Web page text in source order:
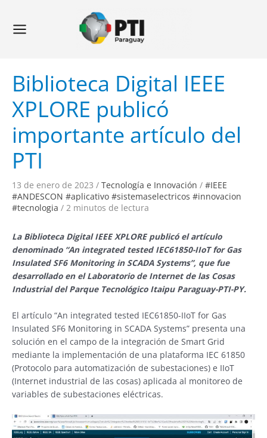
contenido
Menu
Biblioteca Digital IEEE
XPLORE publicó
importante artículo del
PTI
13 de enero de 2023 / Tecnología e Innovación / #IEEE
#ANDESCON #aplicativo #sistemaselectricos #innovacion
#tecnologia / 2 minutos de lectura
La Biblioteca Digital IEEE XPLORE publicó el artículo
denominado “An integrated tested IEC61850-IIoT for Gas
Insulated SF6 Monitoring in SCADA Systems”, que fue
desarrollado en el Laboratorio de Internet de las Cosas
Industrial del Parque Tecnológico Itaipu Paraguay-PTI-PY.
El artículo “An integrated tested IEC61850-IIoT for Gas
Insulated SF6 Monitoring in SCADA Systems” presenta una
solución en el campo de la integración de Smart Grid
mediante la implementación de una plataforma IEC 61850
(Protocolo para automatización de subestaciones) e IIoT
(Internet industrial de las cosas) aplicada al monitoreo de
variables de subestaciones eléctricas.
entradas